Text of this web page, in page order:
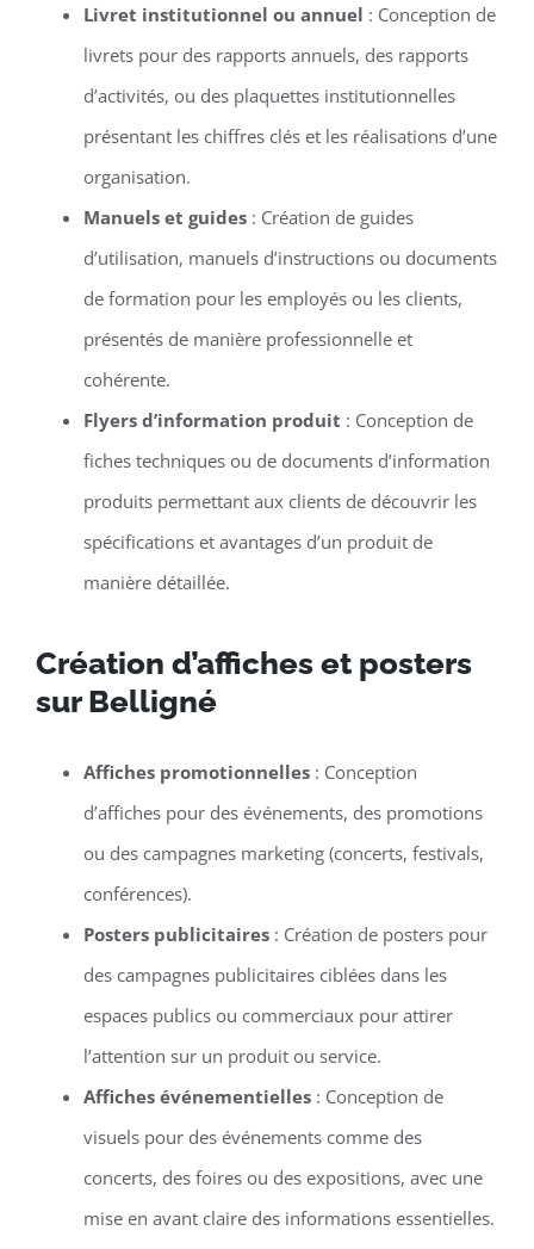
Livret institutionnel ou annuel : Conception de
livrets pour des rapports annuels, des rapports
d’activités, ou des plaquettes institutionnelles
présentant les chiffres clés et les réalisations d’une
organisation.
Manuels et guides: Création de guides
d’utilisation, manuels d’instructions ou documents
de formation pour les employés ou les clients,
présentés de manière professionnelle et
cohérente.
Flyers d’information produit : Conception de
fiches techniques ou de documents d’information
produits permettant aux clients de découvrir les
spécifications et avantages d’un produit de
manière détaillée.
Création d’affiches et posters
sur Belligné
Affiches promotionnelles: Conception
d’affiches pour des événements, des promotions
ou des campagnes marketing (concerts, festivals,
conférences).
Posters publicitaires: Création de posters pour
des campagnes publicitaires ciblées dans les
espaces publics ou commerciaux pour attirer
l’attention sur un produit ou service.
Affiches événementielles: Conception de
visuels pour des événements comme des
concerts, des foires ou des expositions, avec une
mise en avant claire des informations essentielles.